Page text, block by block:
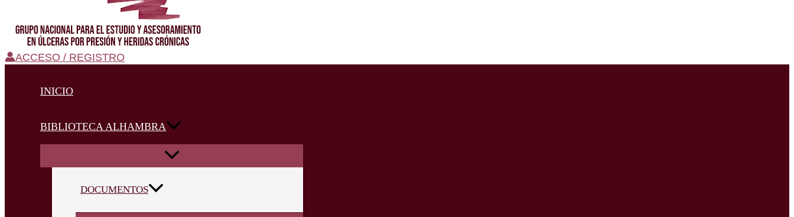
ACCESO / REGISTRO
INICIO
BIBLIOTECA ALHAMBRA
DOCUMENTOS